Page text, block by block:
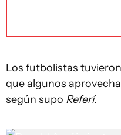
Los futbolistas
que algunos
según supo Referí.